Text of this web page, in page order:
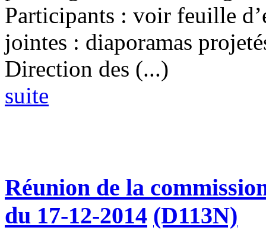
Participants : voir feuille
jointes : diaporamas
Direction des (...)
suite
Réunion de la
du 17-12-2014 (D113N)